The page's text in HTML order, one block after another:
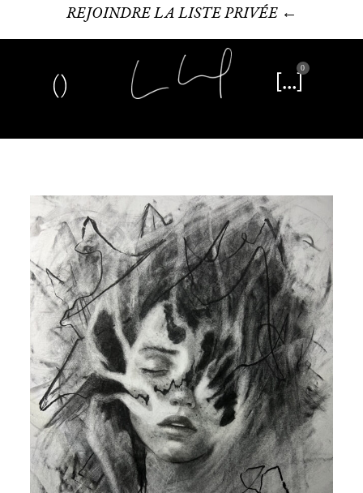
REJOINDRE LA LISTE PRIVÉE ←
0